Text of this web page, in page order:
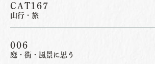
CAT167
山行・旅
006
庭・街・風景に思う